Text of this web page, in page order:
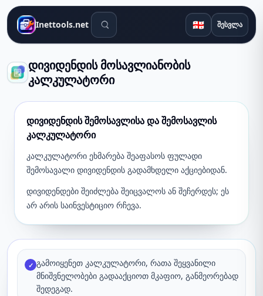
Inettools.net საძიებო ინსტრუმენტები🇬🇪 შესვლა
დივიდენდის მოსავლიანობის
კალკულატორი
დივიდენდის შემოსავლისა და შემოსავლის
კალკულატორი
კალკულატორი ეხმარება შეაფასოს ფულადი
შემოსავალი დივიდენდის გადამხდელი აქციებიდან.
დივიდენდები შეიძლება შეიცვალოს ან შეჩერდეს; ეს
არ არის საინვესტიციო რჩევა.
✓ გამოიყენეთ კალკულატორი, რათა შეყვანილი
მნიშვნელობები გადააქციოთ მკაფიო, განმეორებად
შედეგად.